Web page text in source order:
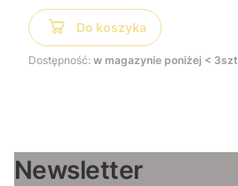
Do koszyka
Dostępność: w magazynie poniżej < 3szt
Newsletter